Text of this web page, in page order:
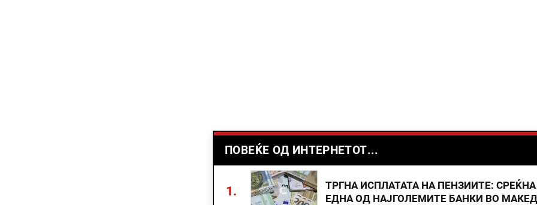
ПОВЕЌЕ ОД ИНТЕРНЕТОТ...
1.
ТРГНА ИСПЛАТАТА НА ПЕНЗИИТЕ:
ЕДНА ОД НАЈГОЛЕМИТЕ БАНКИ ВО